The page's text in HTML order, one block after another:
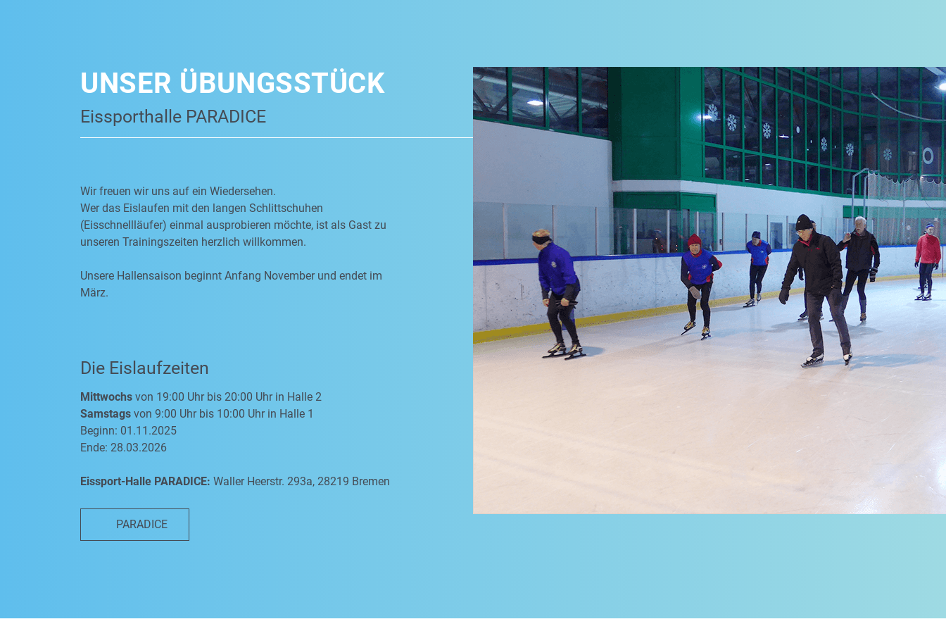
UNSER ÜBUNGSSTÜCK
Eissporthalle PARADICE
Wir freuen wir uns auf ein Wiedersehen.
Wer das Eislaufen mit den langen Schlittschuhen
(Eisschnellläufer) einmal ausprobieren möchte, ist als Gast zu
unseren Trainingszeiten herzlich willkommen.
Unsere Hallensaison beginnt Anfang November und endet im
März.
Die Eislaufzeiten
Mittwochs von 19:00 Uhr bis 20:00 Uhr in Halle 2
Samstags von 9:00 Uhr bis 10:00 Uhr in Halle 1
Beginn: 01.11.2025
Ende: 28.03.2026
Eissport-Halle PARADICE: Waller Heerstr. 293a, 28219 Bremen
PARADICE